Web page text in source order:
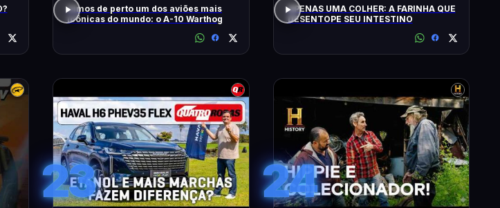
Vimos de perto um dos aviões mais
icônicas do mundo: o A-10 Warthog
APENAS UMA COLHER: A FARINHA QUE
DESENTOPE SEU INTESTINO
23 24